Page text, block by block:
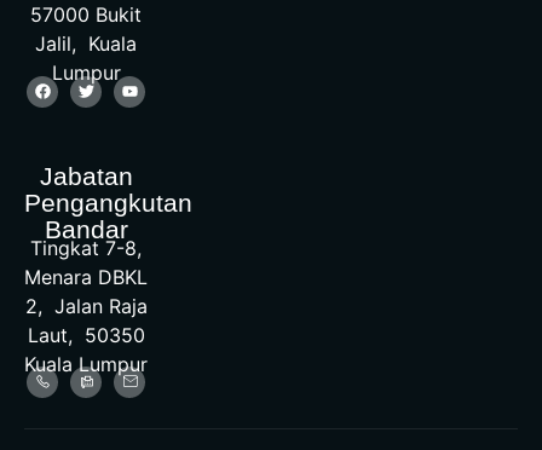
57000 Bukit
Jalil, Kuala
Lumpur
Jabatan
Pengangkutan
Bandar
Tingkat 7-8,
Menara DBKL
2, Jalan Raja
Laut, 50350
Kuala Lumpur